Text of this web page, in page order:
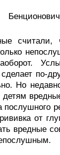
считали,
по-
Но
послушного
от
вредные